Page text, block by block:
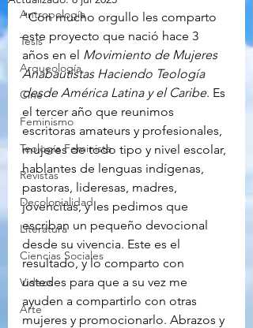
Antropología
Tesis
Arqueología
Cine
Feminismo
Teología Feminista
Revistas
Decolonialidad
Literatura
Ciencias Sociales
Videos
Arte
"Con mucho orgullo les comparto
este proyecto que nació hace 3
años en el Movimiento de Mujeres
Anabautistas Haciendo Teología
desde América Latina y el Caribe. Es
el tercer año que reunimos
escritoras amateurs y profesionales,
mujeres de todo tipo y nivel escolar,
hablantes de lenguas indígenas,
pastoras, lideresas, madres,
jovencitas, y les pedimos que
escriban un pequeño devocional
desde su vivencia. Este es el
resultado, y lo comparto con
ustedes para que a su vez me
ayuden a compartirlo con otras
mujeres y promocionarlo. Abrazos y